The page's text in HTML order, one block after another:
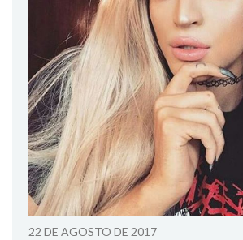
22 DE AGOSTO DE 2017